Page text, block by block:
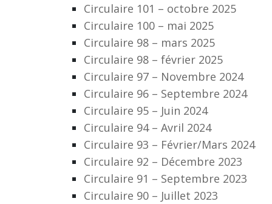
Circulaire 101 – octobre 2025
Circulaire 100 – mai 2025
Circulaire 98 – mars 2025
Circulaire 98 – février 2025
Circulaire 97 – Novembre 2024
Circulaire 96 – Septembre 2024
Circulaire 95 – Juin 2024
Circulaire 94 – Avril 2024
Circulaire 93 – Février/Mars 2024
Circulaire 92 – Décembre 2023
Circulaire 91 – Septembre 2023
Circulaire 90 – Juillet 2023